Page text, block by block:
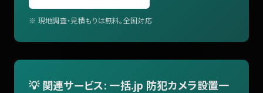
※ 現地調査・見積もりは無料。全国対応
💡 関連サービス: 一括.jp 防犯カメラ設置一